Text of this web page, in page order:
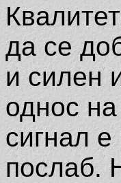
да се
и силен
однос
сигнал
послаб.